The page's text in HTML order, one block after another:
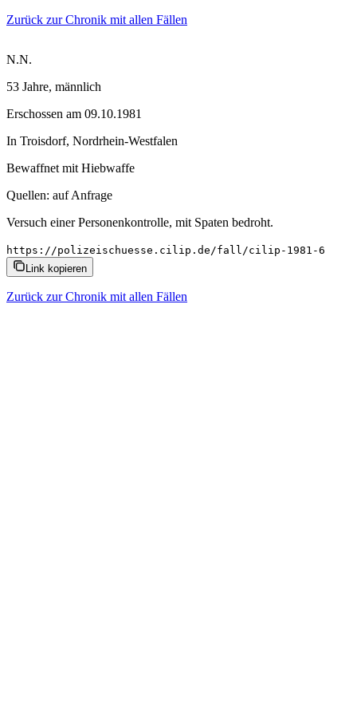
Zurück zur Chronik mit allen Fällen
N.N.
53 Jahre, männlich
Erschossen am 09.10.1981
In Troisdorf, Nordrhein-Westfalen
Bewaffnet mit Hiebwaffe
Quellen: auf Anfrage
Versuch einer Personenkontrolle, mit Spaten bedroht.
https://polizeischuesse.cilip.de/fall/cilip-1981-6
Link kopieren
Zurück zur Chronik mit allen Fällen